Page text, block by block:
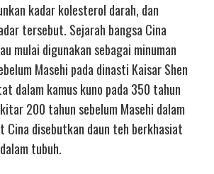
kadar kolesterol darah, dan
tersebut. Sejarah bangsa Cina
mulai digunakan sebagai minuman
Masehi pada dinasti Kaisar Shen
dalam kamus kuno pada 350 tahun
200 tahun sebelum Masehi dalam
Cina disebutkan daun teh berkhasiat
tubuh.